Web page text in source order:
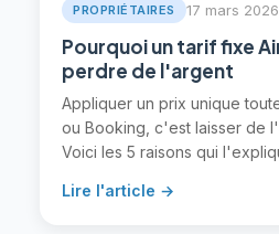
PROPRIÉTAIRES 17 mars 2026
Pourquoi un tarif fixe
perdre de l'argent
Appliquer un prix unique
ou Booking, c'est laisser de
Voici les 5 raisons qui
Lire l'article →